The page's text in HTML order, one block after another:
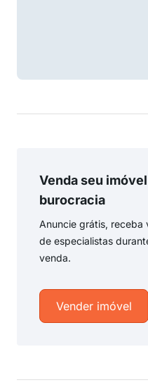
Venda seu
burocracia
Anuncie grátis, receba
de especialistas
venda.
Vender imóvel